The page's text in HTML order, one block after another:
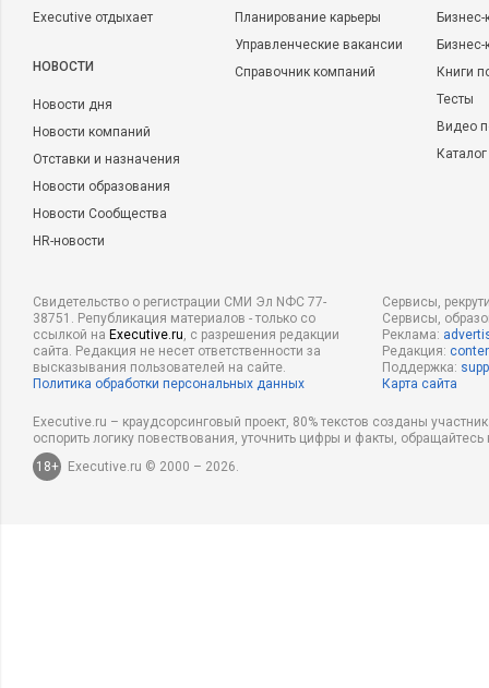
Executive отдыхает
НОВОСТИ
Новости дня
Новости компаний
Отставки и назначения
Новости образования
Новости Сообщества
HR-новости
Планирование карьеры
Управленческие вакансии
Справочник компаний
Бизнес-
Книги
Тесты
Видео
Свидетельство о регистрации СМИ Эл NФС 77-
38751. Републикация материалов - только со
ссылкой на Executive.ru, с разрешения редакции
сайта. Редакция не несет ответственности за
высказывания пользователей на сайте.
Политика обработки персональных данных
Сервисы,
Сервисы,
Реклама:
Редакция:
Поддержка:
Карта сайта
Executive.ru – краудсорсинговый проект, 80% текстов созданы
оспорить логику повествования, уточнить цифры и факты,
18+
Executive.ru © 2000 – 2026.